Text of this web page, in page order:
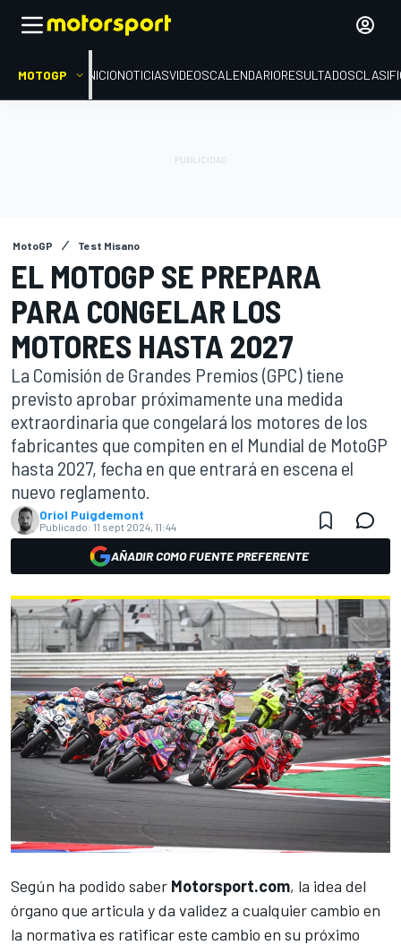
MOTOGP INICIONOTICIASVIDEOSCALENDARIORESULTADOS
MotoGP Test Misano
EL MOTOGP SE PREPARA
PARA CONGELAR LOS
MOTORES HASTA 2027
La Comisión de Grandes Premios (GPC) tiene
previsto aprobar próximamente una medida
extraordinaria que congelará los motores de los
fabricantes que compiten en el Mundial de MotoGP
hasta 2027, fecha en que entrará en escena el
nuevo reglamento.
Oriol Puigdemont
Publicado: 11 sept 2024, 11:44
AÑADIR COMO FUENTE PREFERENTE
Según ha podido saber Motorsport.com, la idea del
órgano que articula y da validez a cualquier cambio en
la normativa es ratificar este cambio en su próximo